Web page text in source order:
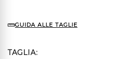
GUIDA ALLE TAGLIE
TAGLIA